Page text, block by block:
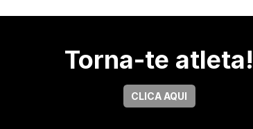
Torna-te atleta!
CLICA AQUI